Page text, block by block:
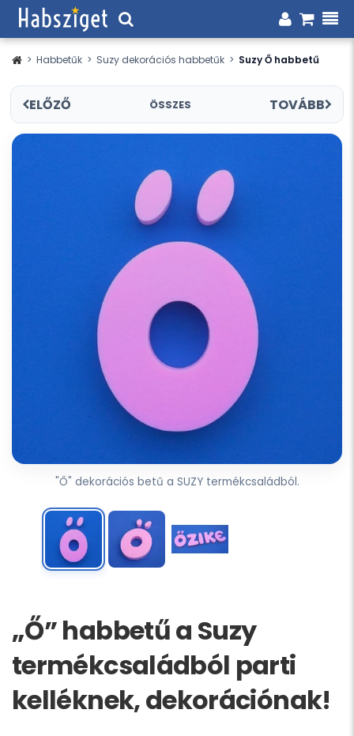
> Habbetűk > Suzy dekorációs habbetűk > Suzy Ő habbetű
ELŐZŐ ÖSSZES TOVÁBB
"Ő" dekorációs betű a SUZY termékcsaládból.
„Ő” habbetű a Suzy
termékcsaládból parti
kelléknek, dekorációnak!